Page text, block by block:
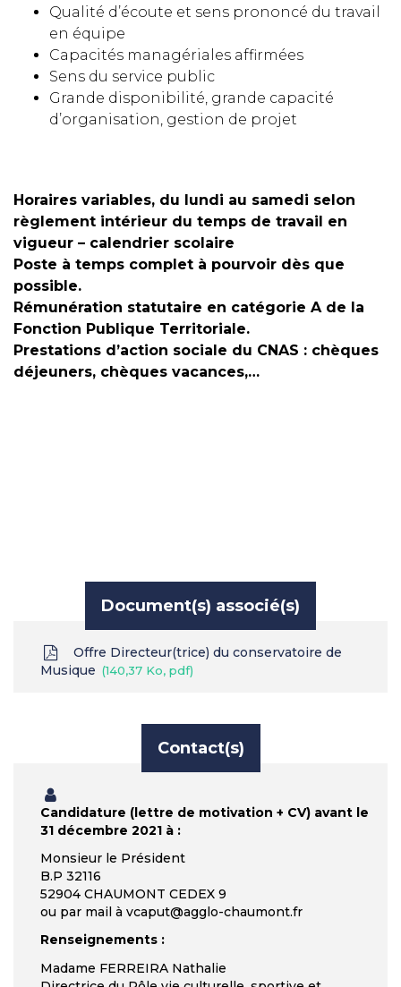
Qualité d’écoute et sens prononcé du travail
en équipe
Capacités managériales affirmées
Sens du service public
Grande disponibilité, grande capacité
d’organisation, gestion de projet
Horaires variables, du lundi au samedi selon
règlement intérieur du temps de travail en
vigueur – calendrier scolaire
Poste à temps complet à pourvoir dès que
possible.
Rémunération statutaire en catégorie A de la
Fonction Publique Territoriale.
Prestations d’action sociale du CNAS : chèques
déjeuners, chèques vacances,…
Document(s) associé(s)
Offre Directeur(trice) du conservatoire de
Musique
140,37 Ko, pdf
Contact(s)
Candidature (lettre de motivation + CV) avant le
31 décembre 2021 à :
Monsieur le Président
B.P 32116
52904 CHAUMONT CEDEX 9
ou par mail à vcaput@agglo-chaumont.fr
Renseignements :
Madame FERREIRA Nathalie